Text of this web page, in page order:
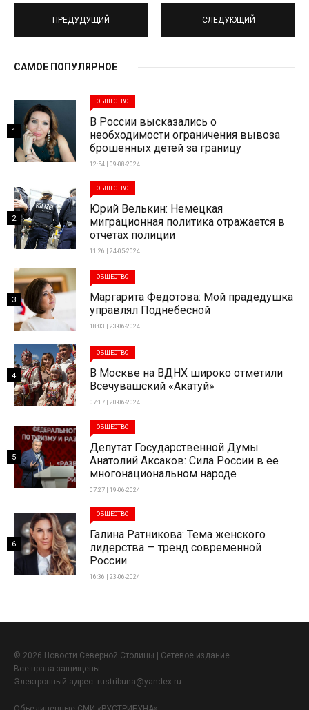
ПРЕДУДУЩИЙ СЛЕДУЮЩИЙ
САМОЕ ПОПУЛЯРНОЕ
ОБЩЕСТВО
В России высказались о
необходимости ограничения вывоза
брошенных детей за границу
12:54 | 09-08-2024
1
ОБЩЕСТВО
Юрий Велькин: Немецкая
миграционная политика отражается в
отчетах полиции
11:26 | 24-05-2024
2
ОБЩЕСТВО
Маргарита Федотова: Мой прадедушка
управлял Поднебесной
18:03 | 23-06-2024
3
ОБЩЕСТВО
В Москве на ВДНХ широко отметили
Всечувашский «Акатуй»
07:17 | 20-06-2024
4
ОБЩЕСТВО
Депутат Государственной Думы
Анатолий Аксаков: Сила России в ее
многонациональном народе
07:27 | 19-06-2024
5
ОБЩЕСТВО
Галина Ратникова: Тема женского
лидерства — тренд современной
России
16:36 | 23-06-2024
6
© 2026 Новости Северной Столицы | Сетевое издание.
Все права защищены.
Электронный адрес: rustribuna@yandex.ru